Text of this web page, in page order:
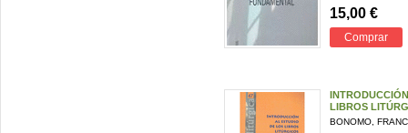
15,00 €
Comprar
LIBROS
BONOMO,